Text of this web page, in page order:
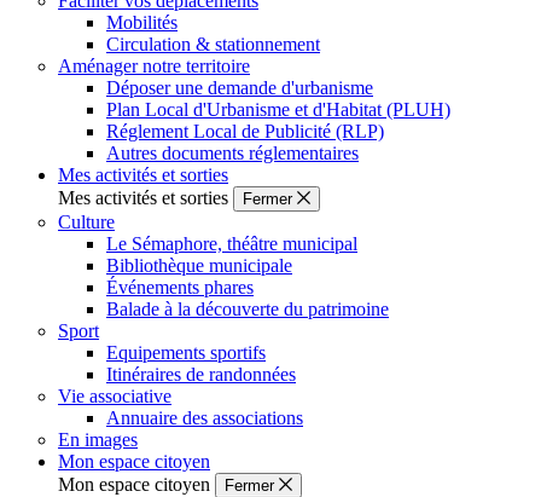
Mobilités
Circulation & stationnement
Aménager notre territoire
Déposer une demande d'urbanisme
Plan Local d'Urbanisme et d'Habitat (PLUH)
Réglement Local de Publicité (RLP)
Autres documents réglementaires
Mes activités et sorties
Mes activités et sorties
Fermer
Culture
Le Sémaphore, théâtre municipal
Bibliothèque municipale
Événements phares
Balade à la découverte du patrimoine
Sport
Equipements sportifs
Itinéraires de randonnées
Vie associative
Annuaire des associations
En images
Mon espace citoyen
Mon espace citoyen
Fermer